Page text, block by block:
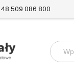
509 086 800